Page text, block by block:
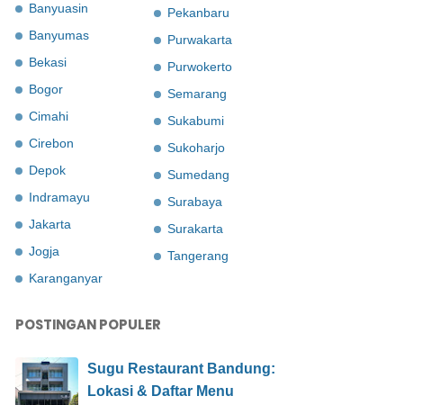
Banyuasin
Banyumas
Bekasi
Bogor
Cimahi
Cirebon
Depok
Indramayu
Jakarta
Jogja
Karanganyar
Pekanbaru
Purwakarta
Purwokerto
Semarang
Sukabumi
Sukoharjo
Sumedang
Surabaya
Surakarta
Tangerang
POSTINGAN POPULER
Sugu Restaurant Bandung:
Lokasi & Daftar Menu